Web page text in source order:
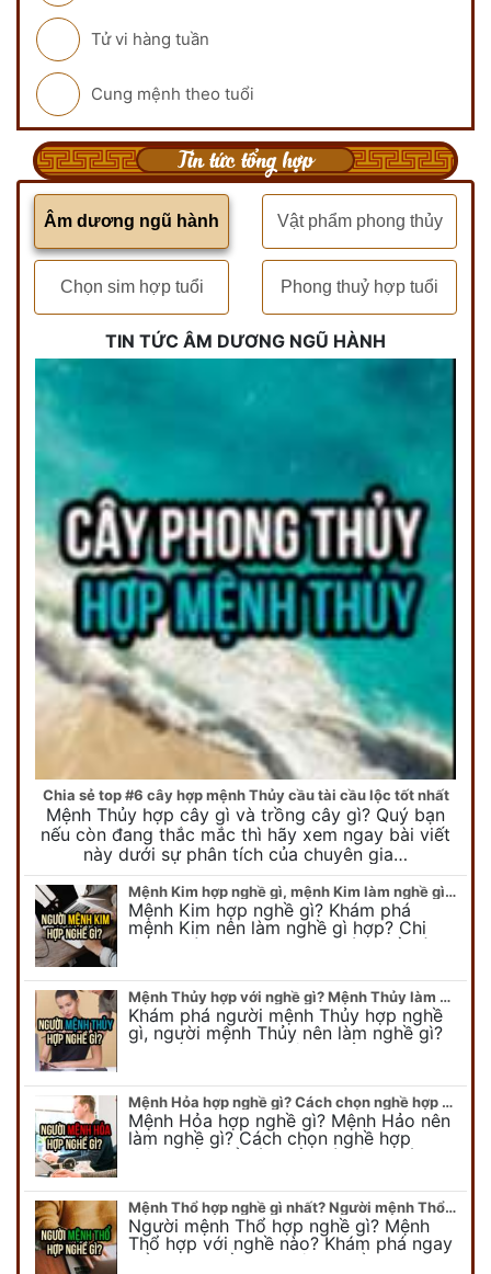
Tử vi hàng tuần
Cung mệnh theo tuổi
Tin tức tổng hợp
Âm dương ngũ hành Vật phẩm phong thủy
Chọn sim hợp tuổi Phong thuỷ hợp tuổi
TIN TỨC ÂM DƯƠNG NGŨ HÀNH
Chia sẻ top #6 cây hợp mệnh Thủy cầu tài cầu lộc tốt nhất
Mệnh Thủy hợp cây gì và trồng cây gì? Quý bạn
nếu còn đang thắc mắc thì hãy xem ngay bài viết
này dưới sự phân tích của chuyên gia…
Mệnh Kim hợp nghề gì, mệnh Kim làm nghề gì để #Phát Tài Lộc
Mệnh Kim hợp nghề gì? Khám phá
mệnh Kim nên làm nghề gì hợp? Chi
tiết người mang kim hợp với nghề gì sẽ
Mệnh Thủy hợp với nghề gì? Mệnh Thủy làm nghề gì để #Ăn nên làm ra
Khám phá người mệnh Thủy hợp nghề
gì, người mệnh Thủy nên làm nghề gì?
Chi tiết nghề hợp mệnh Thủy sẽ được
Mệnh Hỏa hợp nghề gì? Cách chọn nghề hợp mệnh Hỏa hút nhiều tài lộc
Mệnh Hỏa hợp nghề gì? Mệnh Hảo nên
làm nghề gì? Cách chọn nghề hợp
mệnh Hỏa để hút nhiều tài lộc. Giúp
Mệnh Thổ hợp nghề gì nhất? Người mệnh Thổ kỵ nghề gì?
Người mệnh Thổ hợp nghề gì? Mệnh
Thổ hợp với nghề nào? Khám phá ngay
để chọn nghề hợp mệnh Thổ. Cũng như